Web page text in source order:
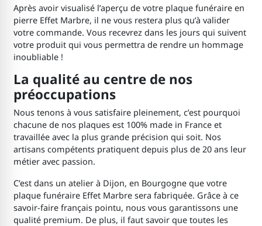
Après avoir visualisé l’aperçu de votre plaque funéraire en
pierre Effet Marbre, il ne vous restera plus qu’à valider
votre commande. Vous recevrez dans les jours qui suivent
votre produit qui vous permettra de rendre un hommage
inoubliable !
La qualité au centre de nos
préoccupations
Nous tenons à vous satisfaire pleinement, c’est pourquoi
chacune de nos plaques est 100% made in France et
travaillée avec la plus grande précision qui soit. Nos
artisans compétents pratiquent depuis plus de 20 ans leur
métier avec passion.
C’est dans un atelier à Dijon, en Bourgogne que votre
plaque funéraire Effet Marbre sera fabriquée. Grâce à ce
savoir-faire français pointu, nous vous garantissons une
qualité premium. De plus, il faut savoir que toutes les